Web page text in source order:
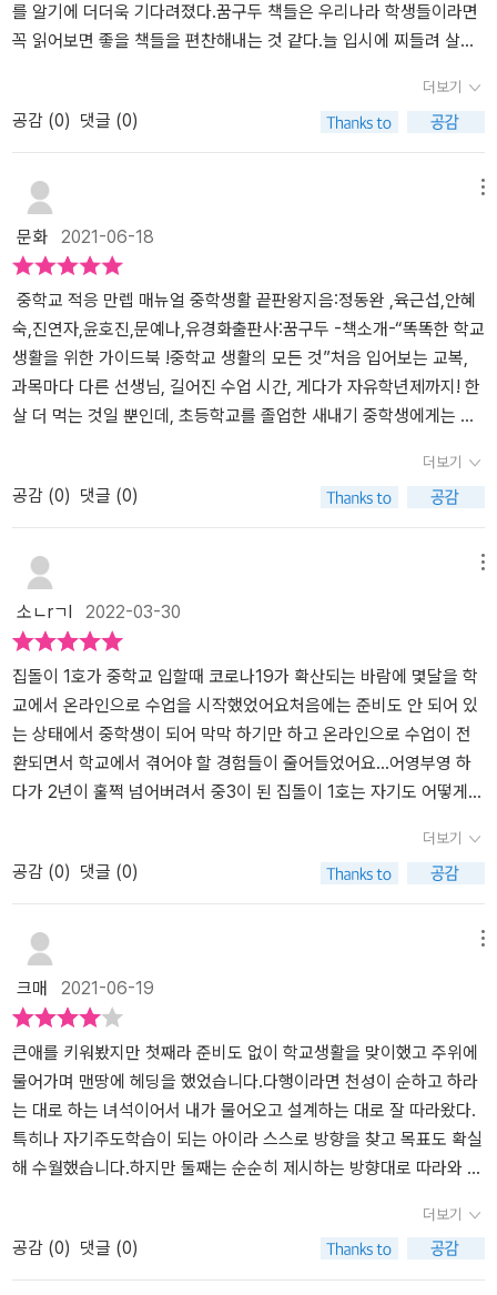
과정을 운영하는 자유학기제가 있고 운영방법에 대해 자세히 알려준
다. 슬기로운 중학 생활은 중학교 입학을 준비하는 학생부터 고입을
대해 현직 선생님들의 중학교 생활 방법 및 학습에 대한 가이드를 제
공해 준다. 행복한 중학교 생활을 보낼 수 있는 알짜 비법이 담겨있다.
부모와 학생 그리고 고등학교에 진학하게 될 학생들에게도 안내서가
될 만한 좋은 정보가 담겨있어 간접 경험을 할 수 있었다.한 마디로 똑
똑한 학교생활을 위한 가이드북이라고 말할 수 있다. 초등학교의
수업 방식과 중등에서의 방식은 확연한 차이가 보이지만 중학 생활
미리 보기로 달라진 하루 일과를 알 수 있을 뿐만 아니라 자기이해를
통해 나의 강점을 발견하고 진로 관련 정보망 사이트 및 유용한 사이
트까지 수록해 놓았다. 그리고 진로 체험활동에 대한 정보를 제공한
다. 과목별 학습법에 대해서(국어, 한문, 영어, 수학, 사회, 역사.
과학) 선생님이 알려주는 공부 방법에 대해서 유익한 정보를 얻을 수
있다. 이외에 학생부 관리하기, 고등학교 유형 살펴보기, 고등학교
색, 고등학교 1학년 내용 선행학습하기 예비 고1 대상 추천강좌에 대
한 정보를 볼 수 있다. 실전 준비 학기, 면접 길라잡이 등 고입과 대
입으로 이어지는 입시 정보까지 다양하게 담겨있어서 중학생 자녀를
둔 부모뿐 아니라 중학교 초임교사도 중학 생활 끝판왕을 통해 새로
운 정보를 알고 지도하게 될 것이다.그리고 중학생과 부모,중학 초임
교사들은 꼭 책을 읽어보라고 권하고 싶다.
해야 할 일이 더 많아지네요. 학교에 따라 2학년이나 3학년 때 제2외
국어를 배우기도 하고요. 큰아이 학교는 3학년 때 중국어나 일본어를
좋았지만 앞쪽에 지혜로운 부모되기 코너가 있는게더 좋았어요. 감정
코칭 교육은 저도 받은 적이 있지만 1-4단계로 정리해서 보여주니까
좋네요. 여러번 읽고 중학생 아들과 좋은 관계 오래오래 유지하고 싶
네요.​학교 알리미를 이용하면 학교 운영, 교육과정, 평가, 동아리, 방
과후활동 등의 다양한 정보를 알 수 있네요. 가끔 이용하기는 하는데
앞으로는 더 적극적으로 이용해야겠네요.​자유학기제에 관한 부분도
자세히 정리되어 있어요. 작년 큰아이 1학년 때는 코로나 시국이라서
학교에 잘 안갔고 2학기에는 병원 입원을 해서 자유학기제가 얼렁뚱
땅 지나가 버렸네요. 자유학기제를 제대로 경험해보지 못한 아이들이
안타깝네요.​자.동.봉.진이라는 제목을 보고 과연 이게 뭘까 했는데 자
율활동,동아리활동,봉사활동,진로활동의 줄임말이네요. 이 4가지 활
동도 코로나로 인해 제대로 된 활동을 해보지 못해 안타깝네요. 진로
수 있는 초간단 진로 검사가 있으니 해보면 도움이 되겠네요.​쉬는 시
간으로 사춘기 잘 보내기 코너가 있는데 평소 아이에게 하는 부정적
인 말을 어떻게 바꿔서 말하면 좋은지 나와 있어서 도움이 되네요. 사
춘기 때는 서로 대화를 통해서 좋은 관계를 유지하는게 도움이 되니
까요.​커리어넷과 워크넷을 활용한 진로 활동도 많은 도움이 되겠네
요. 진로심리검사, 진로상담, 직업 및 학과 정보, 진로 동영상 등을 이
용해볼 수 있어요. 이외에도 다른 사이트를 통해 유무료로 진로에 관
련된 다양한 활동을 해볼수도 있네요. 계열성향검사를 통해 진로에
도움을 받을 수 있고 진로 체험활동을 통해 경험해볼 수도 있네요. 다
양한 정보를 접하고 체험하다보면 아이들이 자신의 진로를 결정하는
데 많은 도움이 되겠네요.​학습자의 직업적 흥미와 적성, 감각 선호 스
타일에 따라 공부성향을 파악하고 스터디 플래너를 작성하면서 체계
계획도 세워서 하면 공부에 능률도 오를 거에요.​중학교에서는 평소
학교 생활에서도 성실해야 하고 포트폴리오 정리도 중요하네요. 여자
아이들에 비해 남자 아이들은 정리정돈은 잘 못해서 그게 염려스러워
서 자꾸 챙기게 되네요. 중학교는 수행평가도 지필평가도 대부분 서
술형이 많아서 준비하는 것도 어렵네요. 성적표 보는 방법은 읽어봐
도 잘모르겠네요. 아이 성적표를 보면서 읽어보면 좀 더 이해가 되겠
죠. 나이스 학부모 서비스를 통해 자녀 정보 조회가 가능하거든요. 과
목별 학습법이 제시되어 곧 지필평가를 앞둔 아이에게 도움이 되네
요. 제가 알고 있던 방법도 소개되어 있어서 아이에게 엄마가 제시해
주는 방법이 전문가들이 소개해주는 방법과 같다고 열심히 해달라고
했어요. 제가 알려주는 방법은 잘 실천하지 않거든요. 선생님들이나
책에 나온 방법들은 믿고 따라하면서...​독후활동은 학교에서 제시해
읽고 독서교육종합지원시스템에 독후활동을 등록하고 있네요. 그동
안 다양한 책을 읽었다고 생각했는데 이 책에서제시해준 책과 겹치는
게 많지 않네요. 읽어야 할 책이 정말 무궁무진하네요.​고등학교 유형
를 알기에 더더욱 기다려졌다.꿈구두 책들은 우리나라 학생들이라면
꼭 읽어보면 좋을 책들을 편찬해내는 것 같다.늘 입시에 찌들려 살아
하신 책이다 보니 생생함을 느낄 수 있다는 것이 꿈구두 책들의 장점
이 아닐까 하는 생각을 해보았다.수시로 변하는 우리나라 교육은 정
신을 바짝 차리지 않으면 정보 부족은 물론 대응할 수 있는 방법이 전
혀 없는데꿈구두 책들은 그런 정보들을 하나로 모아 이렇게 자세히
설명하고 있다는 점이 너무 좋았다.먼저 책표지를 보면 초록색 바탕
으로 되어있는데 칠판을 나타내고 있다. 그리고 분필이 있고 여러 가
지 그림들이 그려져있다. 이 그림들은 우리가 학교생활을 하면서 접
할 수 있는 것들을 단순화시켜 그려놓은 것 같다.거기에 노란 띠지가
둘러져 있는데 내용인즉슨 '초등학생 고학년, 중학생! 이 책은 꼭 가지
셔야 합니다!'라고 쓰여 있다. 이 글을 보고 스카이캐슬이 생각났다.
'저를 전적으로 믿으셔야 합니다.'라는 말이...이 대사처럼 '이 책은 꼭
가지셔야 합니다.'를 김쌤 톤으로 따라 하면서 웃음이 터졌다.​아이가
주위에 마땅히 물어볼 곳도 많지 않다 보니 정보력 부족으로 내 아이
가 뒤처지는 게 아닌가 하는 생각을 하니 [중학생 끝판왕]이 사막의
오아시스 같은 느낌이 들었다.초등 때와는 다른 학교 시스템들. 자유
학년제, 진로교육, 고교 학점제 등 너무나도 달라진 교육 환경을 어떻
게 접근해야 하는지 막막했지만 이 책을 읽고 나니 어느 정도는 파악
이 되더라는...​그렇다면 본격적으로 이 책의 내용을 살펴보자. 학교생
활처럼 편안한 마음? 을 주기 위해 목차를 6교시로 나누어 설명을 하
고 있다.형식 자체가 다른 책들과는 다르게 편집되어 아이들이 학교
생활을 하는 것 같은 느낌이 들게 했고 그 느낌이 딱딱하지 않게 받아
들여졌다. 학교 수업 같은 느낌...그리고 학교 수업도 1교시가 끝나면
쉬는 시간이 있는 것처럼 이 책에서도 쉬는 시간을 만나볼 수 있었다.
이 시기쯤 아이들은 사춘기로 질풍노도의 시기를 맞이하게 되는데 그
을 미리 경험해 본 부모님의 입장에서 자녀들을 이해할 수 있도록 조
언해 주고 대화를 이끄는 방법도 잘 설명되어 있어서 자녀들의 마음
을 대화를 통해 더 이해하고 위해줄 수 있는 관계를 형성하도록 여러
가지 주제로 대화를 하는 내용이 나와있어 살펴보고 적용할 수 있어
서 좋은 것 같았다. 쉬는 시간 내용들을 살펴보면 사춘기 자녀 사용 설
명서 같은 느낌이랄까?ㅎㅎ​---------------​중학교에 입학을 하게
되면 먼저 초등학교와 환경부터 달라진다. 초등학교는 한 명의 선생
님이 교과과목을 가르친다면 중학교는 각 과목별로 선생님들이 다르
다는 점. 그렇다 보니 선생님을 파악하는 것도 쉽지 않다.거기에 자유
학기제 혹은 자유학년제라고 해서 시험 위주가 아니라 많은 활동들을
통해 평가를 한다는 점이 달랐고초등학교 때와는 다르게 수행평가를
많이 한다는 점.그리고 학년이 올라가면 지필 평가라고 해서 정해진
차 지필 평가로 나누어진 학교도 있고 그렇지 않은 학교도 있다는 것
을 설명해두었다.이런 내용은 학기 초에 잘 확인해두어야 당황하지
않고 평탄한 1년을 보낼 수 있다는 점 또한 잘 설명되어 있다.요즘은
더보기
공감 (0) 댓글 (0)
문화 2021-06-18
중학교 적응 만렙 매뉴얼 중학생활 끝판왕지음:정동완 ,육근섭,안혜
숙,진연자,윤호진,문예나,유경화출판사:꿈구두 -책소개-“똑똑한 학교
생활을 위한 가이드북 !중학교 생활의 모든 것”처음 입어보는 교복,
과목마다 다른 선생님, 길어진 수업 시간, 게다가 자유학년제까지! 한
살 더 먹는 것일 뿐인데, 초등학교를 졸업한 새내기 중학생에게는 모
적어 주셨는데, 이제는 스스로 학교생활을 이끌어야 한다. 아직 진로
는 모르겠고, 많아진 학습량에 공부 방법도 막막하고, 입시도 신경 써
야 한다니, 중학생들도 고민이 많다. 처음으로 중학교 자녀를 둔 학부
모도 불안하기는 마찬가지. -이책을 읽는 독자들에게-누구나 꿈을 꿉
니다. 그 꿈을 불가능한 것이라고 믿고 현실에 꿈을 맞추는 사람이 있
고, 꿈이 가진 가능성에 현실을 바꾸는 사람이 있습니다.그렇게 자신
을 바꾸고,세상을 변화시킬 수 있는 사람이 미래사회에서 요구되는
인재상일 것입니다. 학교에서 학생들이 무엇을 배우는가보다 이제는
어떤 태도로 학습하는지, 어떻게 탐구할 수있는지, 자기주도적인 학
습능력이 뛰어나지가 더 중요해지고 있습니다. 딩장 해야 할 것이 무
엇인지, 어떻게 해야 하는지 결정해야 한다면 중학생활 끝판왕이 등
대가되어드리겠습니다.-중학생활끝판왕 저자 일동- <1교시 슬기로
1교시부터 6교시까지 학교생활의 시작과 상위학교로 진급하때 알아
야할 내용들이단계별로 잘 구성되어져 있다. 초등학교와 중학교의
가장 큰 차이점은 하교시간이 3-4시로 학교에 머무는 시간이 길어진
것이다.하루에 6-7교시가 운영되고, 배우는 과목도 다양하고 많아진
다. 어떤 부분에 시간을 계획하느냐에 따라, 취미생활형,스터디형,예
체능형으로 하루일과가 달라진다. 중학생이 된 아이들이 어느순간 가
족과 함께 보내는 시간이 예전보다 줄어들고,부모님의 말에 '됐어' '짜
증나' '신경쓰지마요'와 같은 부정적인 반응을 보인다.지혜로운 부모
되기자녀와 긍정적인 관계 형성을 위하 기술- 감정코칭이 서술되어
있다. 학교알리미학교의 정보를 누구나 쉽게 찾아볼 수 있게 학교에
관한 정보를 모아놓은 사이트이다.학교알리미사이트 https://www.
schoolinfo.go.kr/ 자유학기제 바로알기자유학기제란자기주도적 학
쟁 중심에서 벗어나 학생 참여형 수업을 실시하는 것이다.학생이 소
질과 적성을 키울 수 있는 다양한 체험 활동을 중심으로 교육과정을
운영하는 제도이다. 코로나 -19로 작년 중학생들은 자유학기제의 본
더보기
공감 (0) 댓글 (0)
소ㄴrㄱl 2022-03-30
집돌이 1호가 중학교 입할때 코로나19가 확산되는 바람에 몇달을 학
교에서 온라인으로 수업을 시작했었어요처음에는 준비도 안 되어 있
는 상태에서 중학생이 되어 막막 하기만 하고 온라인으로 수업이 전
환되면서 학교에서 겪어야 할 경험들이 줄어들었어요...어영부영 하
다가 2년이 훌쩍 넘어버려서 중3이 된 집돌이 1호는 자기도 어떻게
로 가다보니 정보얻기도 참 힘들었어요 ​이 책을 보고나니 깜깜했던
앞에 조금 밝아진 느낌이 들었습니다. 더 일찍 알더라면..좋았을텐
데....너무 늦었나 했는데 중3 지금이라도 읽어보라고 되어 있는 문구
를 보고 내심 안심도 하면서 읽었습니다.중학교 1학년은 그냥 시간만
보내버리지 않을까 걱정을 많이했었습니다. 집돌이1호는 거의 집에
서 온라인 수업만 들었기때문에 아이에 얼마나 도움이 되는건지 가늠
도 되지않고 걱정만 계속 쌓이게 되고 정보가 없다보니 계속 공부공
부 이런이야기만 했던 것 같아요.차례를 보면서 차근차근 따라 해봐
에겠다는 생각이 들었어요 우선 아이의 학교 정보 자유학기제가 어떻
건지 정확하게 자유학기제를 어떻게 준비하고 보낼지 활동, 평가등이
나와있어서 가정에서도 아이에게 설명도 해주고 앞으로 진로를 결정
이야기 나누다 보니.......서로 공감하고 이야기를 깊게 나누어 볼수 있
는 기회가 생겨서..좋았습니다.​​중학생활 미리보기편에는 학교 알리미
주소를 같이 알려주시고 어떻게 활용하는것도 잘 나와있습니다. 교시
더보기
공감 (0) 댓글 (0)
크매 2021-06-19
큰애를 키워봤지만 첫째라 준비도 없이 학교생활을 맞이했고 주위에
물어가며 맨땅에 헤딩을 했었습니다.다행이라면 천성이 순하고 하라
는 대로 하는 녀석이어서 내가 물어오고 설계하는 대로 잘 따라왔다.
특히나 자기주도학습이 되는 아이라 스스로 방향을 찾고 목표도 확실
해 수월했습니다.하지만 둘째는 순순히 제시하는 방향대로 따라와 주
짜 원하고, 하고 싶은 것이 무엇인지 아직 찾지 못해서인지 방향을 잡
지 못하고 있습니다. 그래서 제가 읽을 것이 아닌 둘째에게 권해봅니
다.차례를 살펴보면 중학교 학교생활의 기본에서 부터 진로탐색및 학
더보기
공감 (0) 댓글 (0)